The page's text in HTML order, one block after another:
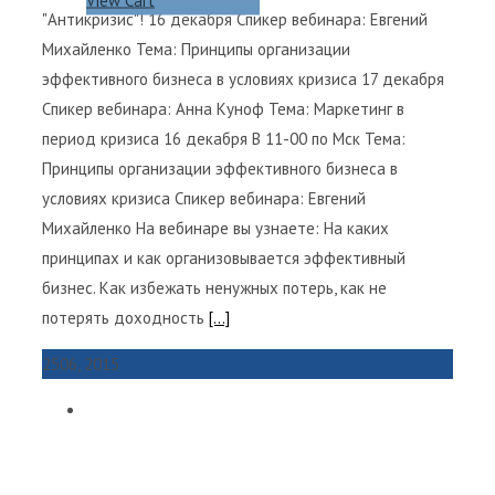
"Антикризис"! 16 декабря Спикер вебинара: Евгений
Михайленко Тема: Принципы организации
эффективного бизнеса в условиях кризиса 17 декабря
Спикер вебинара: Анна Куноф Тема: Маркетинг в
период кризиса 16 декабря В 11-00 по Мск Тема:
Принципы организации эффективного бизнеса в
условиях кризиса Спикер вебинара: Евгений
Михайленко На вебинаре вы узнаете: На каких
принципах и как организовывается эффективный
бизнес. Как избежать ненужных потерь, как не
потерять доходность [...]
2506, 2015